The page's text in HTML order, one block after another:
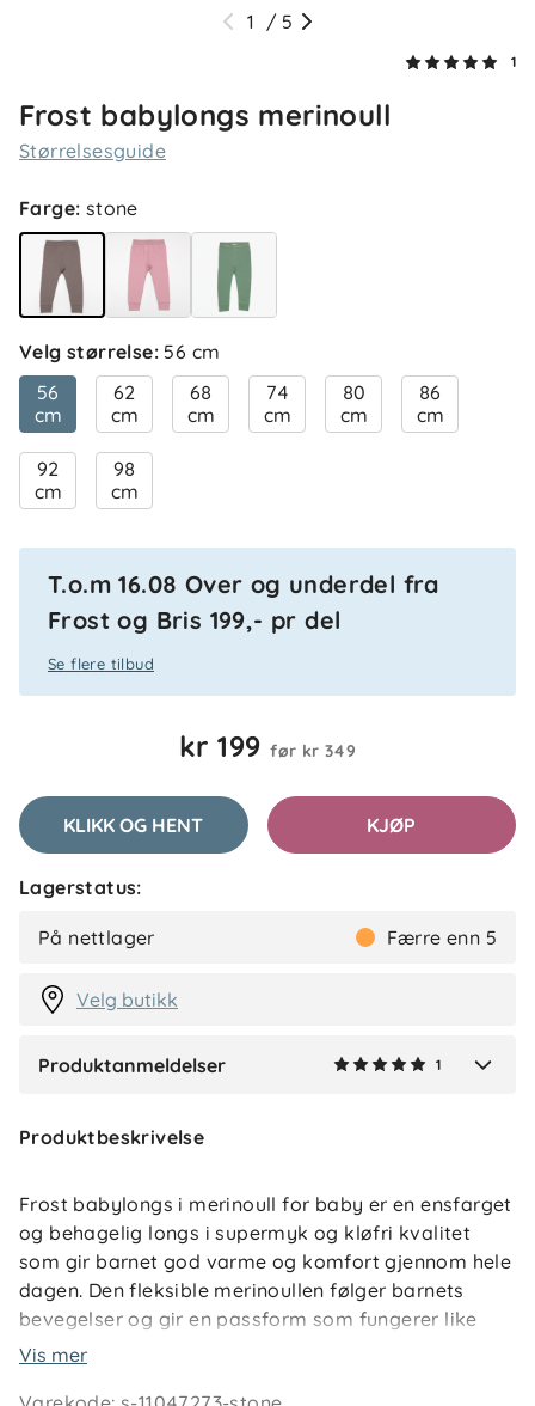
1 / 5
1
Frost babylongs merinoull
Størrelsesguide
Farge: stone
Velg størrelse: 56 cm
56
cm
62
cm
68
cm
74
cm
80
cm
86
cm
92
cm
98
cm
T.o.m 16.08 Over og underdel fra
Frost og Bris 199,- pr del
Se flere tilbud
kr 199 før kr 349
KLIKK OG HENT KJØP
Lagerstatus:
På nettlager Færre enn 5
Velg butikk
Produktanmeldelser 1
5.0
Anmeldelser (1)
KK
Produktbeskrivelse
Frost babylongs i merinoull for baby er en ensfarget
og behagelig longs i supermyk og kløfri kvalitet
som gir barnet god varme og komfort gjennom hele
dagen. Den fleksible merinoullen følger barnets
bevegelser og gir en passform som fungerer like
godt til lek som til hvile.
Vis mer